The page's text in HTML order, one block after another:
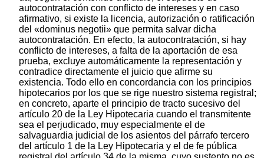
autocontratación con conflicto de intereses y en caso
afirmativo, si existe la licencia, autorización o ratificación
del «dominus negotii» que permita salvar dicha
autocontratación. En efecto, la autocontratación, si hay
conflicto de intereses, a falta de la aportación de esa
prueba, excluye automáticamente la representación y
contradice directamente el juicio que afirme su
existencia. Todo ello en concordancia con los principios
hipotecarios por los que se rige nuestro sistema registral;
en concreto, aparte el principio de tracto sucesivo del
artículo 20 de la Ley Hipotecaria cuando el transmitente
sea el perjudicado, muy especialmente el de
salvaguardia judicial de los asientos del párrafo tercero
del artículo 1 de la Ley Hipotecaria y el de fe pública